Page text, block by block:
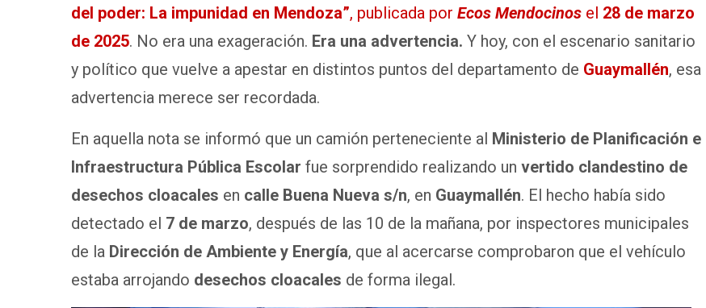
del poder: La impunidad en Mendoza”, publicada por Ecos Mendocinos el 28 de marzo
de 2025. No era una exageración. Era una advertencia. Y hoy, con el escenario sanitario
y político que vuelve a apestar en distintos puntos del departamento de Guaymallén, esa
advertencia merece ser recordada.
En aquella nota se informó que un camión perteneciente al Ministerio de Planificación e
Infraestructura Pública Escolar fue sorprendido realizando un vertido clandestino de
desechos cloacales en calle Buena Nueva s/n, en Guaymallén. El hecho había sido
detectado el 7 de marzo, después de las 10 de la mañana, por inspectores municipales
de la Dirección de Ambiente y Energía, que al acercarse comprobaron que el vehículo
estaba arrojando desechos cloacales de forma ilegal.